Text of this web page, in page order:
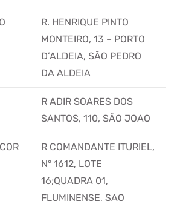
R. HENRIQUE PINTO
MONTEIRO, 13 – PORTO
D’ALDEIA, SÃO PEDRO
DA ALDEIA
R ADIR SOARES DOS
SANTOS, 110, SÃO JOAO
R COMANDANTE ITURIEL,
N° 1612, LOTE
16;QUADRA 01,
FLUMINENSE, SAO